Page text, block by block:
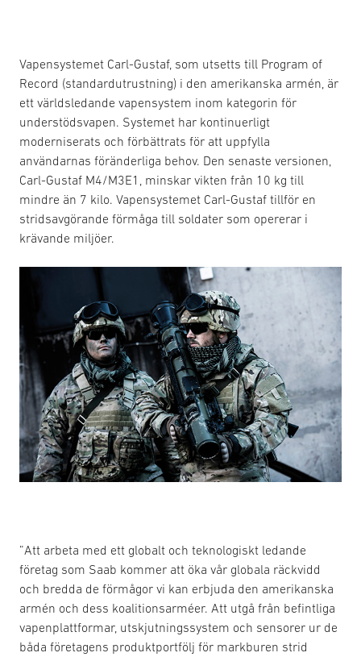
Vapensystemet Carl-Gustaf, som utsetts till Program of
Record (standardutrustning) i den amerikanska armén, är
ett världsledande vapensystem inom kategorin för
understödsvapen. Systemet har kontinuerligt
moderniserats och förbättrats för att uppfylla
användarnas föränderliga behov. Den senaste versionen,
Carl-Gustaf M4/M3E1, minskar vikten från 10 kg till
mindre än 7 kilo. Vapensystemet Carl-Gustaf tillför en
stridsavgörande förmåga till soldater som opererar i
krävande miljöer.
”Att arbeta med ett globalt och teknologiskt ledande
företag som Saab kommer att öka vår globala räckvidd
och bredda de förmågor vi kan erbjuda den amerikanska
armén och dess koalitionsarméer. Att utgå från befintliga
vapenplattformar, utskjutningssystem och sensorer ur de
båda företagens produktportfölj för markburen strid